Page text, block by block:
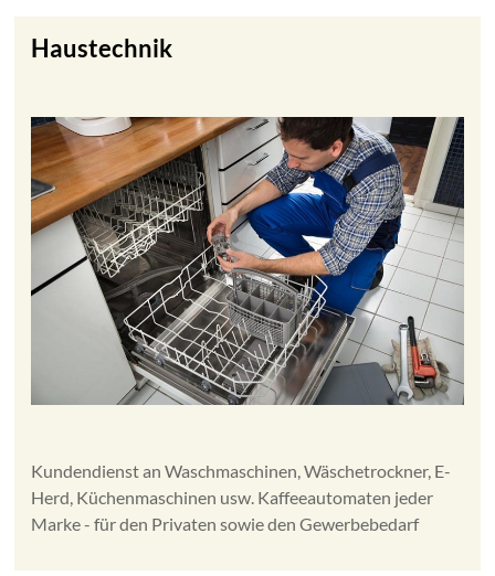
Haustechnik
Kundendienst an Waschmaschinen, Wäschetrockner, E-
Herd, Küchenmaschinen usw. Kaffeeautomaten jeder
Marke - für den Privaten sowie den Gewerbebedarf